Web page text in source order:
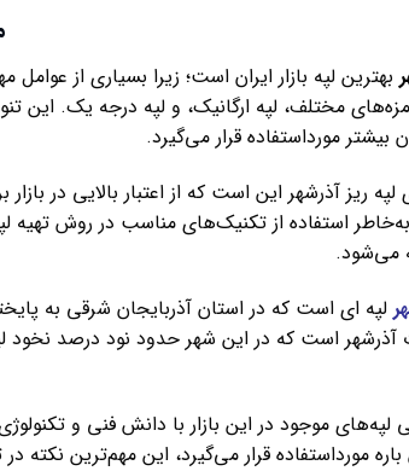
بهترین لپه بازار ایران است؛ زیرا بسیاری از
مزه‌های مختلف، لپه ارگانیک، و لپه درجه یک.
مورداستفاده قرار می‌گیرد.
لپه ریز آذرشهر این است که از اعتبار بالایی در
استفاده از تکنیک‌های مناسب در روش تهیه
می‌شود.
لپه ای است که در استان آذربایجان شرقی به
است که در این شهر حدود نود درصد نخود
لپه‌های موجود در این بازار با دانش فنی و
مورداستفاده قرار می‌گیرد، این مهم‌ترین نکته